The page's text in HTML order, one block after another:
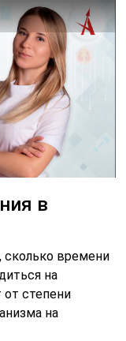
в
сколько времени
на
от степени
на